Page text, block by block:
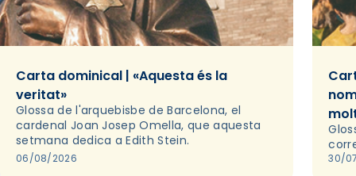
Carta dominical | «Aquesta és la
veritat»
Glossa de l'arquebisbe de Barcelona, el
cardenal Joan Josep Omella, que aquesta
setmana dedica a Edith Stein.
06/08/2026 30/